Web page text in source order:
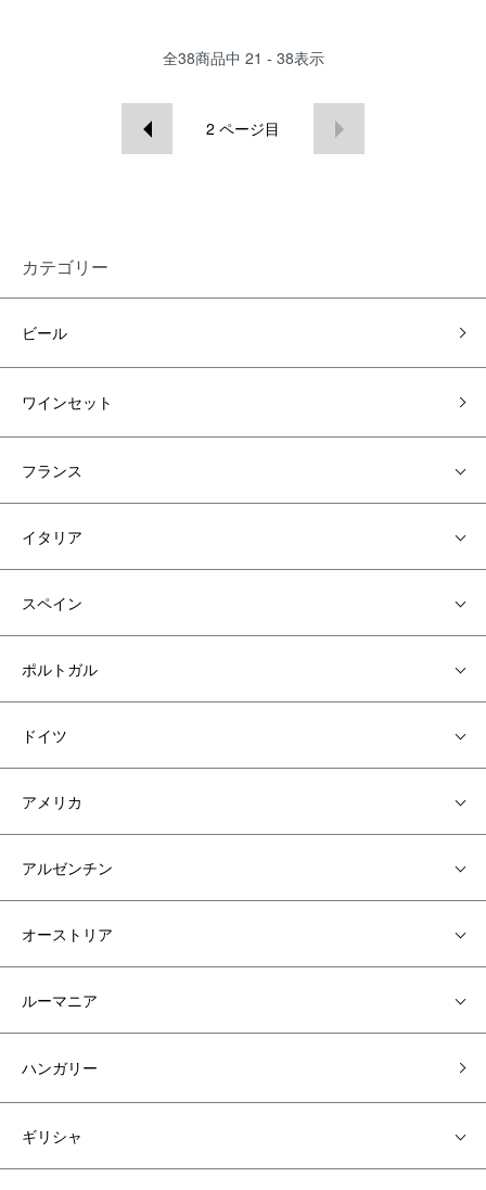
全38商品中 21 - 38表示
2 ページ目
カテゴリー
ビール
ワインセット
フランス
イタリア
スペイン
ポルトガル
ドイツ
アメリカ
アルゼンチン
オーストリア
ルーマニア
ハンガリー
ギリシャ